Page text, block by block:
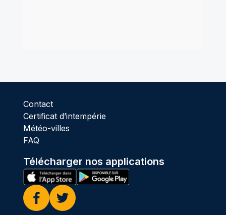
Contact
Certificat d’intempérie
Météo-villes
FAQ
Télécharger nos applications
Facebook
Twitter